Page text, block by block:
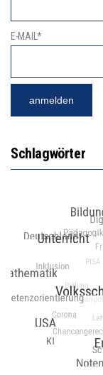
E-MAIL*
Schlagwörter